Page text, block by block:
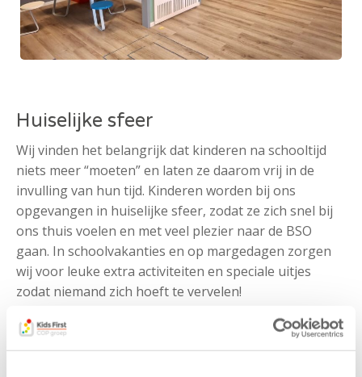
Huiselijke sfeer
Wij vinden het belangrijk dat kinderen na schooltijd
niets meer “moeten” en laten ze daarom vrij in de
invulling van hun tijd. Kinderen worden bij ons
opgevangen in huiselijke sfeer, zodat ze zich snel bij
ons thuis voelen en met veel plezier naar de BSO
gaan. In schoolvakanties en op margedagen zorgen
wij voor leuke extra activiteiten en speciale uitjes
zodat niemand zich hoeft te vervelen!
Ons team bestaat uit enthousiaste en ervaren
pedagogische professionals die ervoor zorgen dat elk